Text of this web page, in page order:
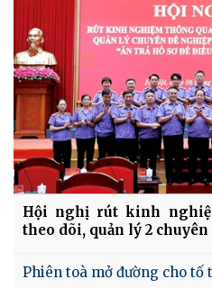
Hội nghị rút kinh
theo dõi, quản lý 2
Phiên toà mở đường cho tố